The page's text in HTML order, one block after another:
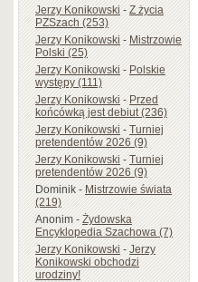
Jerzy Konikowski-Z życia
PZSzach (253)
Jerzy Konikowski-Mistrzowie
Polski (25)
Jerzy Konikowski-Polskie
występy (111)
Jerzy Konikowski-Przed
końcówką jest debiut (236)
Jerzy Konikowski-Turniej
pretendentów 2026 (9)
Jerzy Konikowski-Turniej
pretendentów 2026 (9)
Dominik-Mistrzowie świata
(219)
Anonim-Żydowska
Encyklopedia Szachowa (7)
Jerzy Konikowski-Jerzy
Konikowski obchodzi
urodziny!